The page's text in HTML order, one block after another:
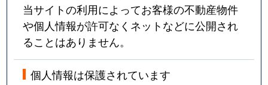
当サイトの利用によってお客様の不動産物件
や個人情報が許可なくネットなどに公開され
ることはありません。
個人情報は保護されています